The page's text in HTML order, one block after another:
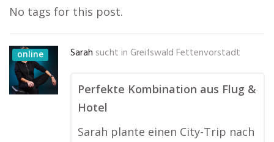
No tags for this post.
online Sarah sucht in Greifswald Fettenvorstadt
Perfekte Kombination aus Flug &
Hotel
Sarah plante einen City-Trip nach